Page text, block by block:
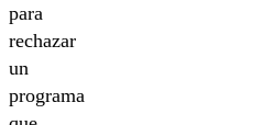
para
rechazar
un
programa